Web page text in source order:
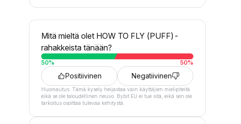
Mitä mieltä olet HOW TO FLY (PUFF)-
rahakkeista tänään?
50% 50%
Positiivinen Negatiivinen
Huomautus: Tämä kysely heijastaa vain käyttäjien mielipiteitä
eikä se ole taloudellinen neuvo. Bybit EU ei tue sitä, eikä sen ole
tarkoitus osoittaa tulevaa kehitystä.